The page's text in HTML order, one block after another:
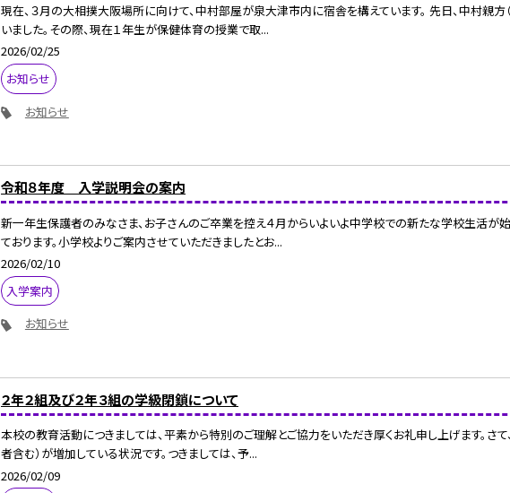
現在、３月の大相撲大阪場所に向けて、中村部屋が泉大津市内に宿舎を構えています。 先日、中村親
いました。その際、現在１年生が保健体育の授業で取...
2026/02/25
お知らせ
お知らせ
令和８年度 入学説明会の案内
新一年生保護者のみなさま、お子さんのご卒業を控え４月からいよいよ中学校での新たな学校生活が
ております。小学校よりご案内させていただきましたとお...
2026/02/10
入学案内
お知らせ
２年２組及び２年３組の学級閉鎖について
本校の教育活動につきましては、平素から特別のご理解とご協力をいただき厚くお礼申し上げます。さ
者含む）が増加している状況です。つきましては、予...
2026/02/09